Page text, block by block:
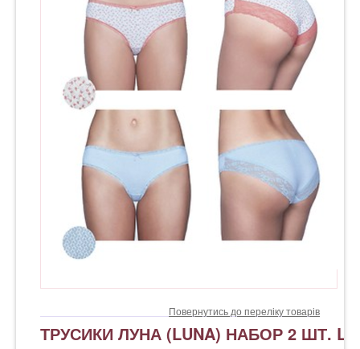
Повернутись до переліку товарів
ТРУСИКИ ЛУНА (LUNA) НАБОР 2 ШТ.